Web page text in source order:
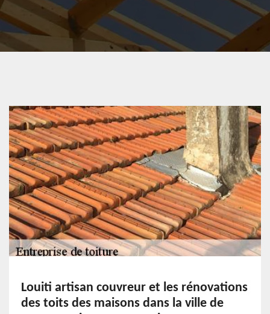
Louiti artisan couvreur et les rénovations
des toits des maisons dans la ville de